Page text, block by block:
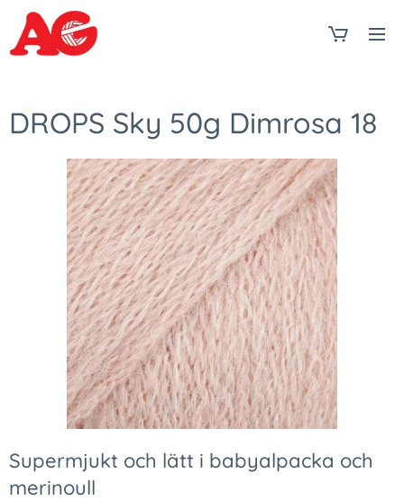
DROPS Sky 50g Dimrosa 18
Supermjukt och lätt i babyalpacka och
merinoull